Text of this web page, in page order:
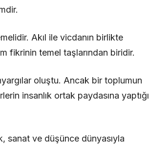
Akıl ile vicdanın birlikte
fikrinin temel taşlarından biridir.
oluştu. Ancak bir toplumun
insanlık ortak paydasına yaptığı
sanat ve düşünce dünyasıyla